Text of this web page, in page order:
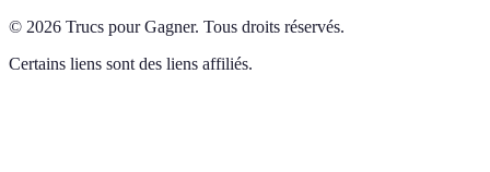
© 2026 Trucs pour Gagner. Tous droits réservés.
Certains liens sont des liens affiliés.